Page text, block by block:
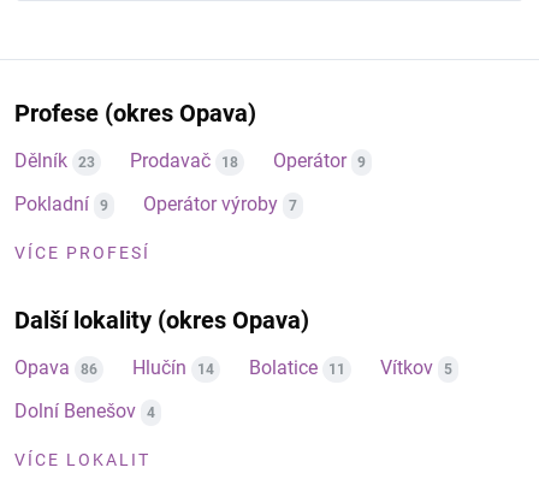
Profese (okres Opava)
Dělník 23 Prodavač 18 Operátor 9
Pokladní 9 Operátor výroby 7
VÍCE PROFESÍ
Další lokality (okres Opava)
Opava 86 Hlučín 14 Bolatice 11 Vítkov 5
Dolní Benešov 4
VÍCE LOKALIT